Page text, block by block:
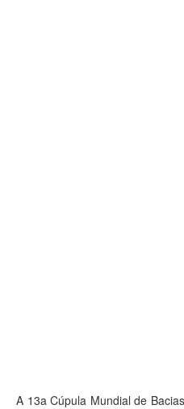
A 13a Cúpula Mundial de